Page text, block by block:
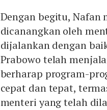
Dengan begitu,
dicanangkan oleh
dijalankan dengan
Prabowo telah
berharap program-
cepat dan tepat,
menteri yang telah